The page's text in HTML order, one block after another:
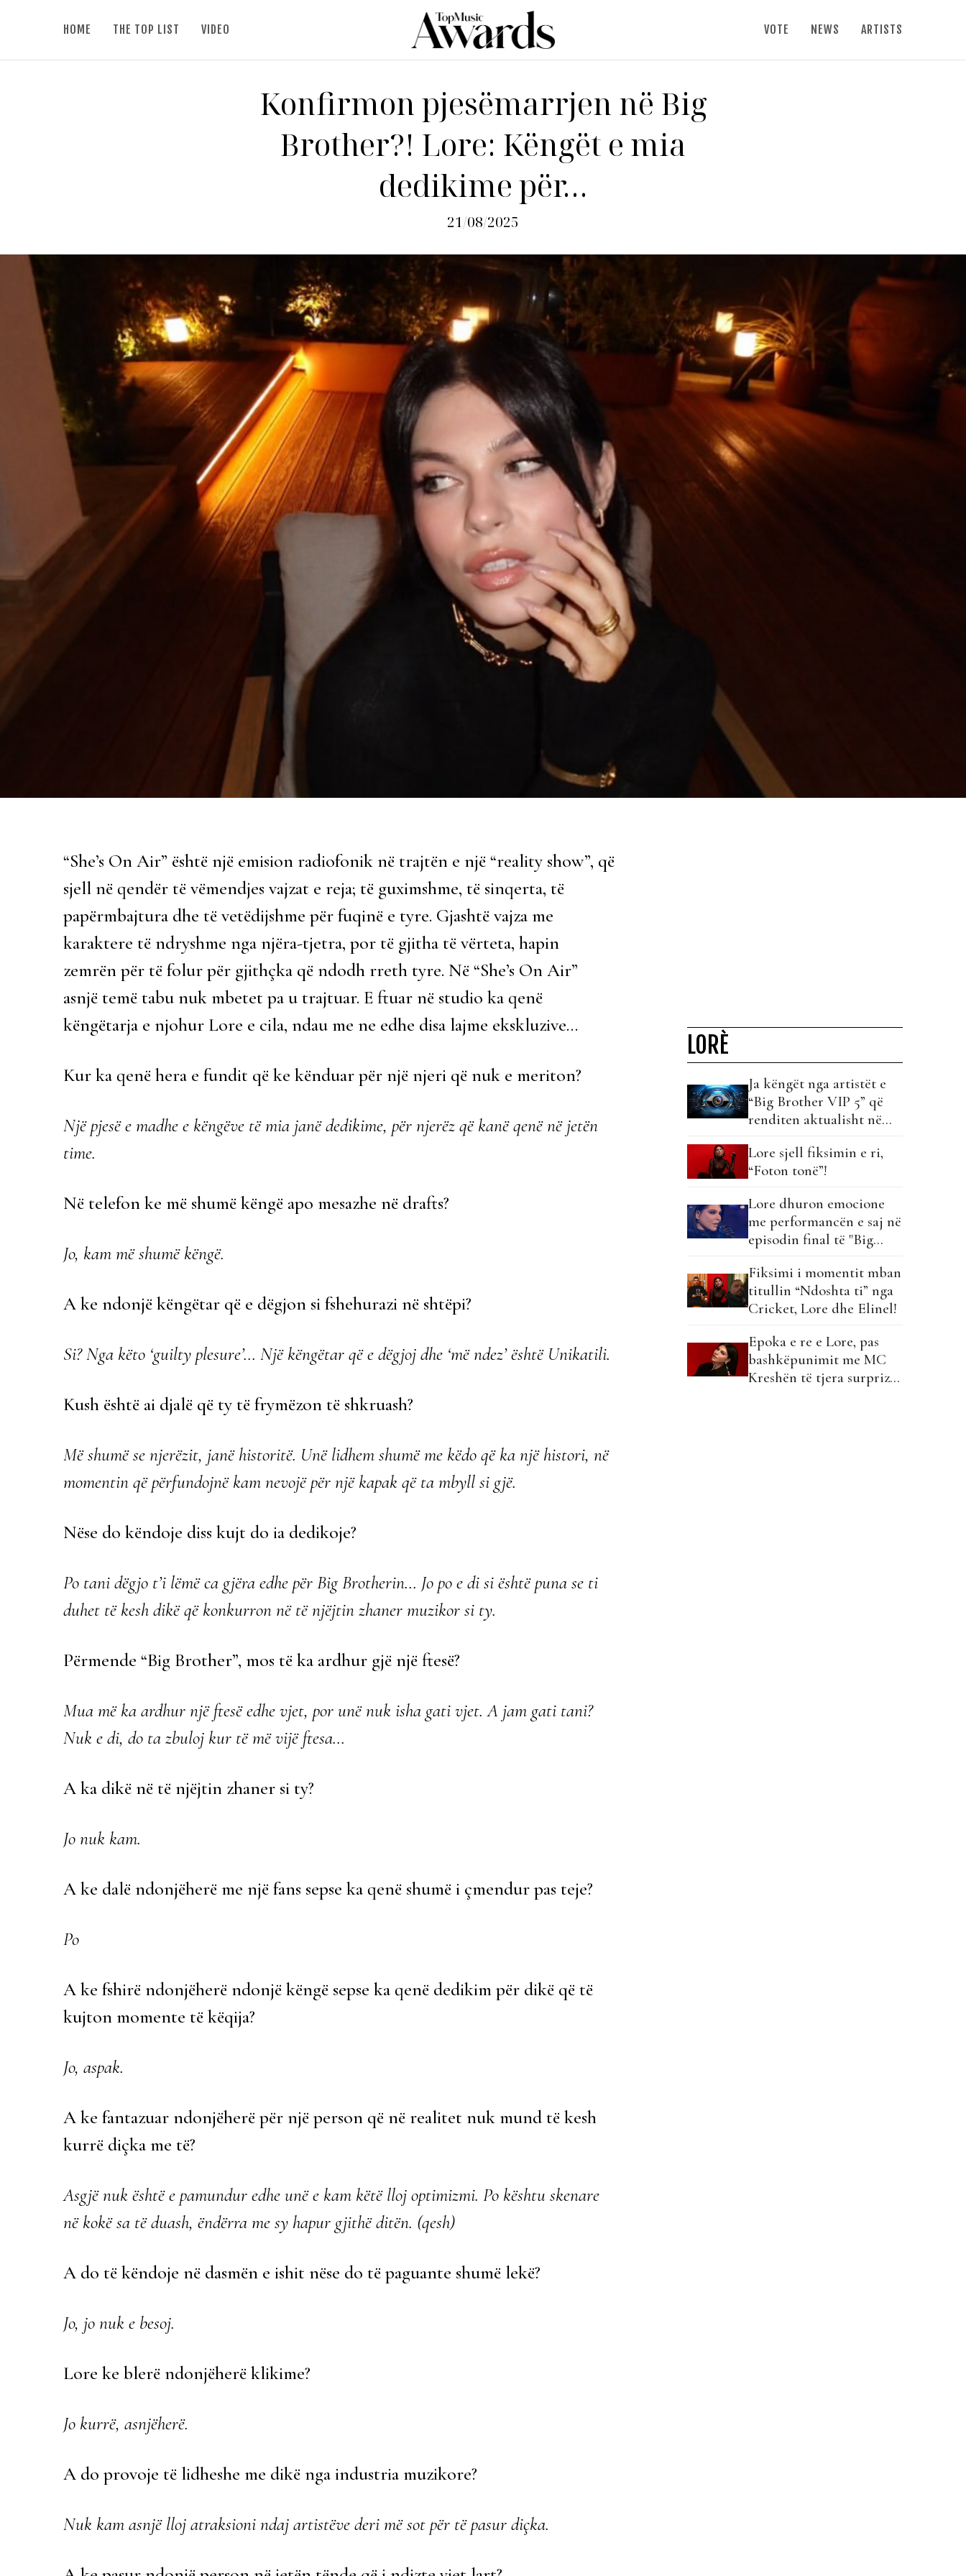
HOME THE TOP LIST VIDEO VOTE NEWS ARTISTS
Konfirmon pjesëmarrjen në Big
Brother?! Lore: Këngët e mia
dedikime për…
21/08/2025
“She’s On Air” është një emision radiofonik në trajtën e një “reality show”, që
sjell në qendër të vëmendjes vajzat e reja; të guximshme, të sinqerta, të
papërmbajtura dhe të vetëdijshme për fuqinë e tyre. Gjashtë vajza me
karaktere të ndryshme nga njëra-tjetra, por të gjitha të vërteta, hapin
zemrën për të folur për gjithçka që ndodh rreth tyre. Në “She’s On Air”
asnjë temë tabu nuk mbetet pa u trajtuar. E ftuar në studio ka qenë
këngëtarja e njohur Lore e cila, ndau me ne edhe disa lajme ekskluzive…
Kur ka qenë hera e fundit që ke kënduar për një njeri që nuk e meriton?
Një pjesë e madhe e këngëve të mia janë dedikime, për njerëz që kanë qenë në jetën
time.
Në telefon ke më shumë këngë apo mesazhe në drafts?
Jo, kam më shumë këngë.
A ke ndonjë këngëtar që e dëgjon si fshehurazi në shtëpi?
Si? Nga këto ‘guilty plesure’… Një këngëtar që e dëgjoj dhe ‘më ndez’ është Unikatili.
Kush është ai djalë që ty të frymëzon të shkruash?
Më shumë se njerëzit, janë historitë. Unë lidhem shumë me këdo që ka një histori, në
momentin që përfundojnë kam nevojë për një kapak që ta mbyll si gjë.
Nëse do këndoje diss kujt do ia dedikoje?
Po tani dëgjo t’i lëmë ca gjëra edhe për Big Brotherin… Jo po e di si është puna se ti
duhet të kesh dikë që konkurron në të njëjtin zhaner muzikor si ty.
Përmende “Big Brother”, mos të ka ardhur gjë një ftesë?
Mua më ka ardhur një ftesë edhe vjet, por unë nuk isha gati vjet. A jam gati tani?
Nuk e di, do ta zbuloj kur të më vijë ftesa…
A ka dikë në të njëjtin zhaner si ty?
Jo nuk kam.
A ke dalë ndonjëherë me një fans sepse ka qenë shumë i çmendur pas teje?
Po
A ke fshirë ndonjëherë ndonjë këngë sepse ka qenë dedikim për dikë që të
kujton momente të këqija?
Jo, aspak.
A ke fantazuar ndonjëherë për një person që në realitet nuk mund të kesh
kurrë diçka me të?
Asgjë nuk është e pamundur edhe unë e kam këtë lloj optimizmi. Po kështu skenare
në kokë sa të duash, ëndërra me sy hapur gjithë ditën. (qesh)
A do të këndoje në dasmën e ishit nëse do të paguante shumë lekë?
Jo, jo nuk e besoj.
Lore ke blerë ndonjëherë klikime?
Jo kurrë, asnjëherë.
A do provoje të lidheshe me dikë nga industria muzikore?
Nuk kam asnjë lloj atraksioni ndaj artistëve deri më sot për të pasur diçka.
LORÈ
Ja këngët nga artistët e
“Big Brother VIP 5” që
renditen aktualisht në
Lore sjell fiksimin e ri,
“Foton tonë”!
Lore dhuron emocione
me performancën e saj në
episodin final të "Big
Fiksimi i momentit mban
titullin “Ndoshta ti” nga
Cricket, Lore dhe Elinel!
Epoka e re e Lore, pas
bashkëpunimit me MC
Kreshën të tjera surpriza: